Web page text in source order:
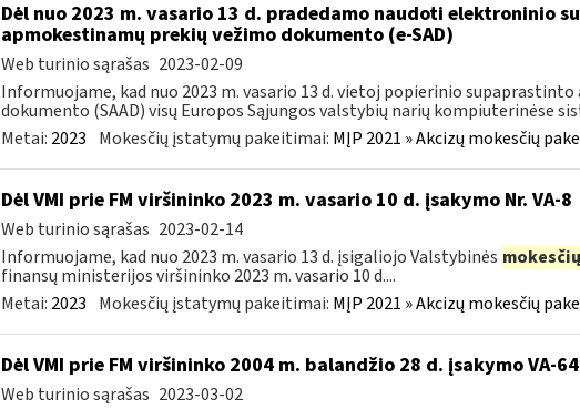
Dėl nuo 2023 m. vasario 13 d. pradedamo naudoti elektroninio
apmokestinamų prekių vežimo dokumento (e-SAD)
Web turinio sąrašas 2023-02-09
Informuojame, kad nuo 2023 m. vasario 13 d. vietoj popierinio
dokumento (SAAD) visų Europos Sąjungos valstybių narių kompiuterinėse
Metai: 2023 Mokesčių įstatymų pakeitimai: MĮP 2021 » Akcizų mokesčių
Dėl VMI prie FM viršininko 2023 m. vasario 10 d. įsakymo Nr. VA-8
Web turinio sąrašas 2023-02-14
Informuojame, kad nuo 2023 m. vasario 13 d. įsigaliojo Valstybinės mokesčių
finansų ministerijos viršininko 2023 m. vasario 10 d....
Metai: 2023 Mokesčių įstatymų pakeitimai: MĮP 2021 » Akcizų mokesčių
Dėl VMI prie FM viršininko 2004 m. balandžio 28 d. įsakymo VA-
Web turinio sąrašas 2023-03-02